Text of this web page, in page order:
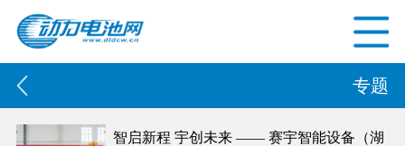
专题
智启新程 宇创未来 —— 赛宇智能设备（湖